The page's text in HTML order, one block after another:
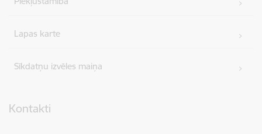
Lapas karte
Sīkdatņu izvēles maiņa
Kontakti